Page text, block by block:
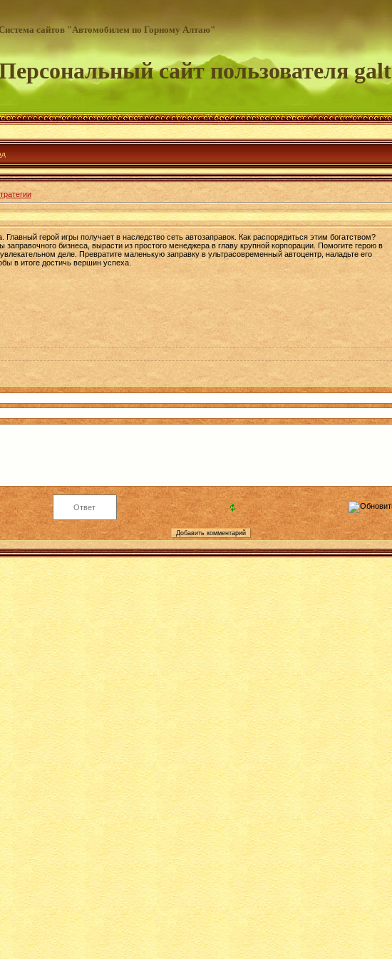
сайтов "Автомобилем по Горному Алтаю"
сайт пользователя galt
Главный герой игры получает в наследство сеть автозаправок. Как распорядиться этим богатством?
бизнеса, вырасти из простого менеджера в главу крупной корпорации. Помогите герою в
деле. Превратите маленькую заправку в ультрасовременный автоцентр, наладьте его
в итоге достичь вершин успеха.